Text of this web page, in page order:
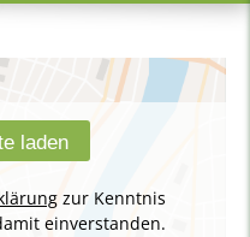
zur Kenntnis
einverstanden.